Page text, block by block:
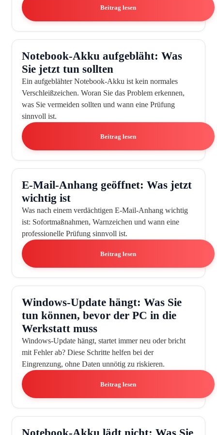
Beitrag lesen
Notebook-Akku aufgebläht: Was
Sie jetzt tun sollten
Ein aufgeblähter Notebook-Akku ist kein normales
Verschleißzeichen. Woran Sie das Problem erkennen,
was Sie vermeiden sollten und wann eine Prüfung
sinnvoll ist.
Beitrag lesen
E-Mail-Anhang geöffnet: Was jetzt
wichtig ist
Was nach einem verdächtigen E-Mail-Anhang wichtig
ist: Sofortmaßnahmen, Warnzeichen und wann eine
professionelle Prüfung sinnvoll ist.
Beitrag lesen
Windows-Update hängt: Was Sie
tun können, bevor der PC in die
Werkstatt muss
Windows-Update hängt, startet immer neu oder bricht
mit Fehler ab? Diese Schritte helfen bei der
Eingrenzung, ohne Daten unnötig zu riskieren.
Beitrag lesen